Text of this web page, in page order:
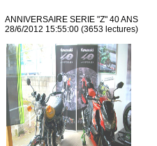
ANNIVERSAIRE SERIE "Z" 40 ANS
28/6/2012 15:55:00 (3653 lectures)